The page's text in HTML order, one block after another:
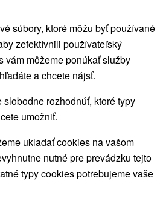
alebo termín
Slovensko
súbory, ktoré môžu byť používané
zefektívnili používateľský
vám môžeme ponúkať služby
a chcete nájsť.
rozhodnúť, ktoré typy
umožniť.
ukladať cookies na vašom
nutné pre prevádzku tejto
typy cookies potrebujeme vaše